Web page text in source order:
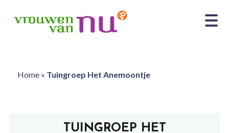
Home» Tuingroep Het Anemoontje
TUINGROEP HET